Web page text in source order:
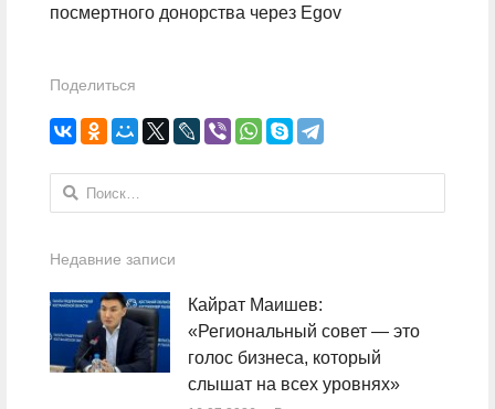
посмертного донорства через Egov
Поделиться
Найти:
Недавние записи
Кайрат Маишев:
«Региональный совет — это
голос бизнеса, который
слышат на всех уровнях»